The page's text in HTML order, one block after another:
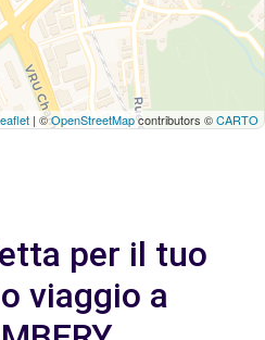
| ©OpenStreetMapcontributors ©CARTO
per il tuo
viaggio a